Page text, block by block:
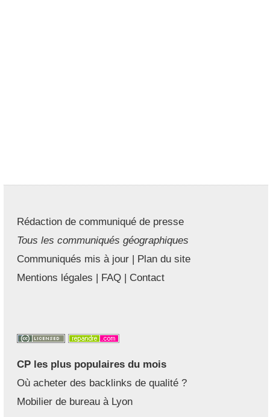
Rédaction de communiqué de presse
Tous les communiqués géographiques
Communiqués mis à jour | Plan du site
Mentions légales | FAQ | Contact
CP les plus populaires du mois
Où acheter des backlinks de qualité ?
Mobilier de bureau à Lyon